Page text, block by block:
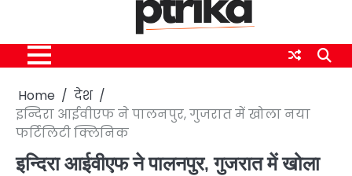
Home
देश
इन्दिरा आईवीएफ ने पालनपुर, गुजरात में खोला नया
फर्टिलिटी क्लिनिक
इन्दिरा आईवीएफ ने पालनपुर, गुजरात में खोला